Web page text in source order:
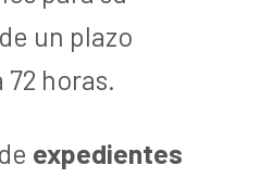
un plazo
horas.
expedientes